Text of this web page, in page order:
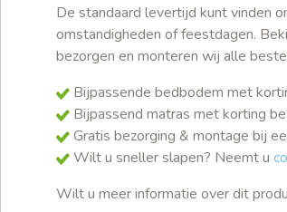
De standaard levertijd kunt vinden
omstandigheden of feestdagen.
bezorgen en monteren wij alle
Bijpassende bedbodem met
Bijpassend matras met korting
Gratis bezorging & montage bij
Wilt u sneller slapen? Neemt u
Wilt u meer informatie over dit